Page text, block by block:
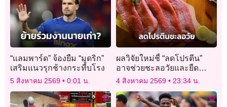
“แลมพาร์ด” จ้องยืม “มูดริก”
เสริมแนวรุกช้างกระทืบโรง
5 สิงหาคม 2569 0:01 น.
ผลวิจัยใหม่ชี้ “ลดโปรตีน”
อาจช่วยชะลอวัยและยืด
อายุขัยได้ดีกว่า
4 สิงหาคม 2569 23:34 น.